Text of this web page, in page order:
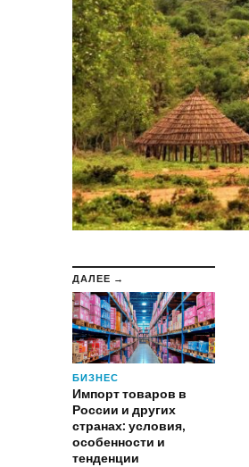
ДАЛЕЕ →
БИЗНЕС
Импорт товаров в
России и других
странах: условия,
особенности и
тенденции